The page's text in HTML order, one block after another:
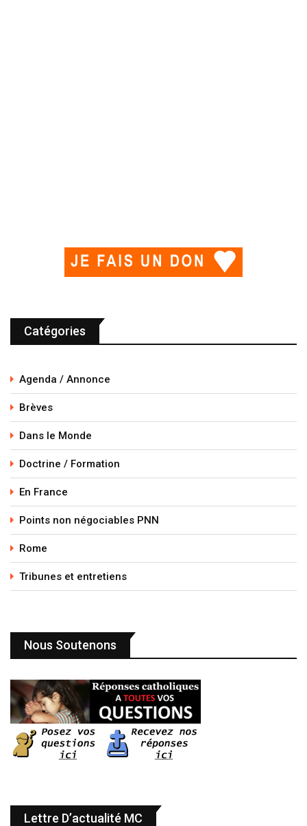
Catégories
Agenda / Annonce
Brèves
Dans le Monde
Doctrine / Formation
En France
Points non négociables PNN
Rome
Tribunes et entretiens
Nous Soutenons
Lettre D’actualité MC